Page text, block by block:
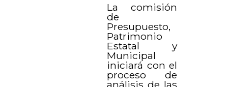
La comisión
de
Presupuesto,
Patrimonio
Estatal y
Municipal
iniciará con el
proceso de
análisis de las